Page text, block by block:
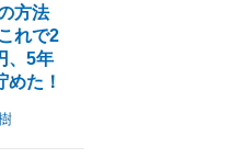
方法
れで2
、5年
めた！